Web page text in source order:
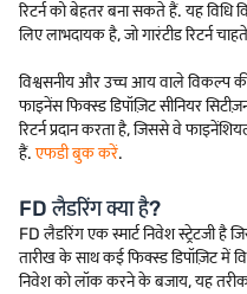
रिटर्न को बेहतर बना सकते हैं. यह
लिए लाभदायक है, जो गारंटीड रिटर्न
विश्वसनीय और उच्च आय वाले विकल्प
फाइनेंस फिक्स्ड डिपॉज़िट सीनियर
रिटर्न प्रदान करता है, जिससे वे
हैं.एफडी बुक करें.
FD लैडरिंग क्या है?
FD लैडरिंग एक स्मार्ट निवेश स्ट्रेटजी है
तारीख के साथ कई फिक्स्ड डिपॉज़िट में
निवेश को लॉक करने के बजाय, यह